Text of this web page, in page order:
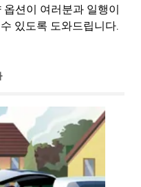
션이 여러분과 일행이
있도록 도와드립니다.